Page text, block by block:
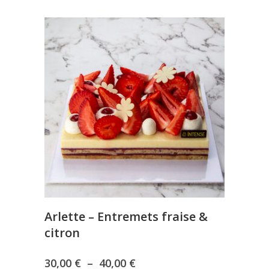
Arlette – Entremets fraise &
citron
30,00 € – 40,00 €Plage